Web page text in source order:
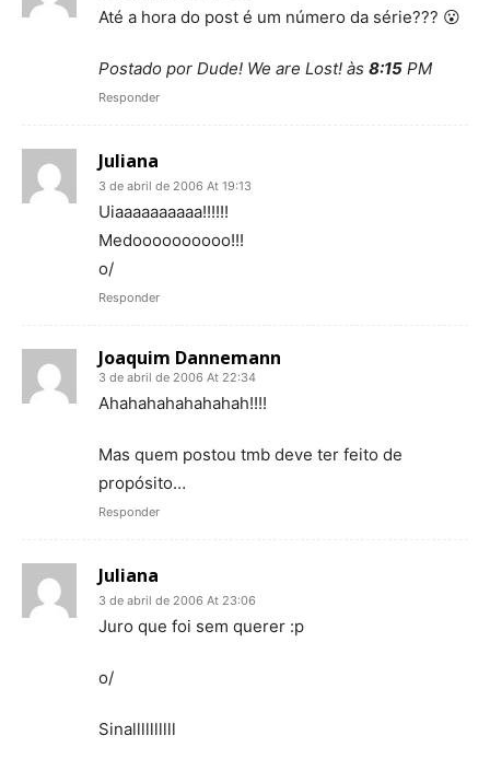
Até a hora do post é um número da série??? 😮
Postado por Dude! We are Lost! às 8:15 PM
Responder
Juliana
3 de abril de 2006 At 19:13
Uiaaaaaaaaaa!!!!!!
Medoooooooooo!!!
o/
Responder
Joaquim Dannemann
3 de abril de 2006 At 22:34
Ahahahahahahahah!!!!
Mas quem postou tmb deve ter feito de
propósito…
Responder
Juliana
3 de abril de 2006 At 23:06
Juro que foi sem querer :p
o/
Sinallllllllll